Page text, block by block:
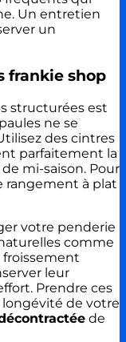
Un entretien
un
frankie shop
structurées est
ne se
des cintres
parfaitement la
mi-saison. Pour
rangement à plat
votre penderie
comme
froissement
leur
Prendre ces
de votre
de